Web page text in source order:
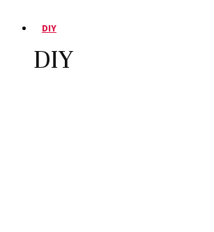
DIY
DIY